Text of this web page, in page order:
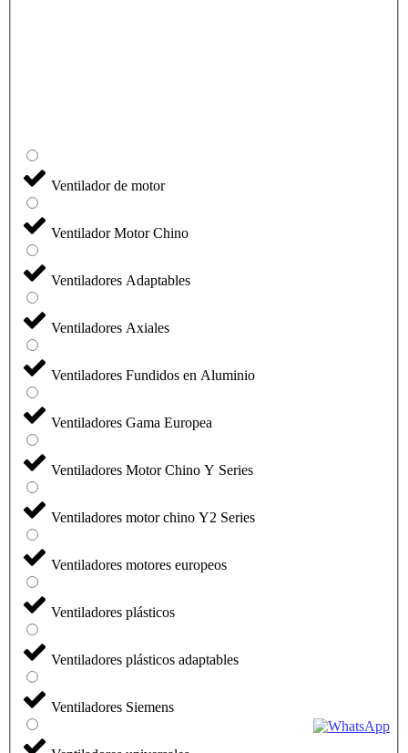
Ventilador de motor
Ventilador Motor Chino
Ventiladores Adaptables
Ventiladores Axiales
Ventiladores Fundidos en Aluminio
Ventiladores Gama Europea
Ventiladores Motor Chino Y Series
Ventiladores motor chino Y2 Series
Ventiladores motores europeos
Ventiladores plásticos
Ventiladores plásticos adaptables
Ventiladores Siemens